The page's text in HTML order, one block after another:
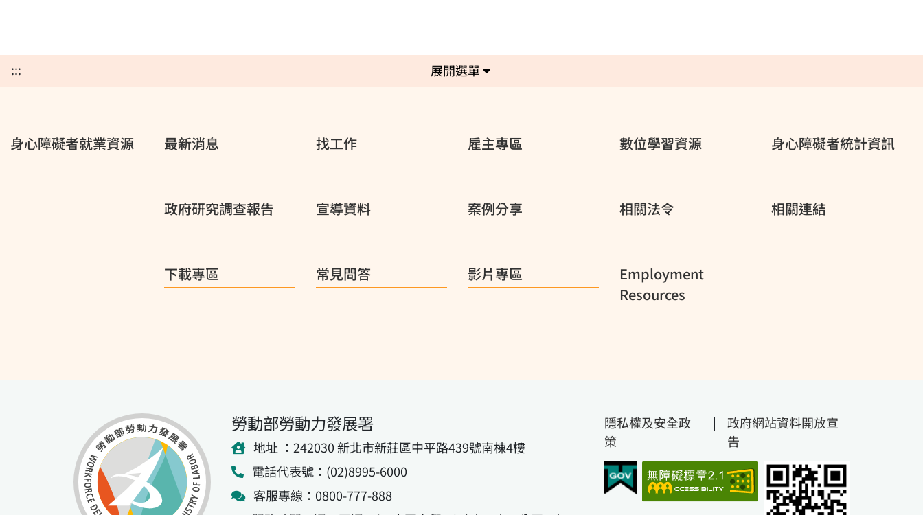
::: 選單
身心障礙者就業資源 最新消息 找工作 雇主專區 數位學習資源 身心障礙者統計資訊
政府研究調查報告 宣導資料 案例分享 相關法令 相關連結
下載專區 常見問答 影片專區
Employment
Resources
勞動部勞動力發展署
地址 ：242030 新北市新莊區中平路439號南棟4樓
電話代表號：(02)8995-6000
客服專線：0800-777-888
隱私權及安全政
策
|
政府網站資料開放宣
告